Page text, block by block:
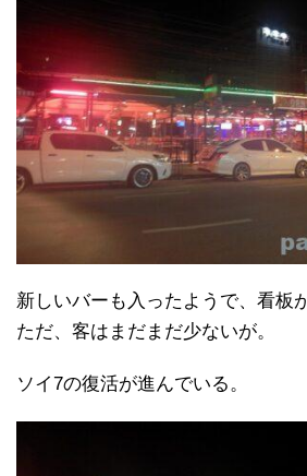
新しいバーも入ったようで、看板
ただ、客はまだまだ少ないが。
ソイ7の復活が進んでいる。